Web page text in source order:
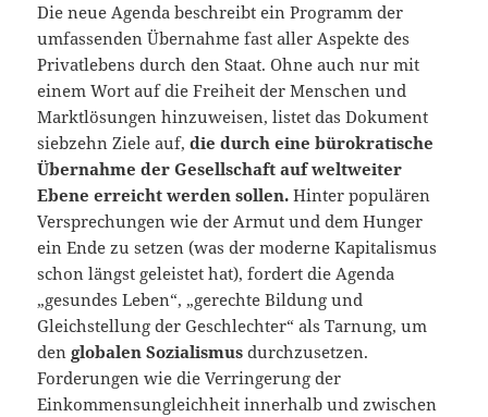
Die neue Agenda beschreibt ein Programm der
umfassenden Übernahme fast aller Aspekte des
Privatlebens durch den Staat. Ohne auch nur mit
einem Wort auf die Freiheit der Menschen und
Marktlösungen hinzuweisen, listet das Dokument
siebzehn Ziele auf,die durch eine bürokratische
Übernahme der Gesellschaft auf weltweiter
Ebene erreicht werden sollen. Hinter populären
Versprechungen wie der Armut und dem Hunger
ein Ende zu setzen (was der moderne Kapitalismus
schon längst geleistet hat), fordert die Agenda
„gesundes Leben“, „gerechte Bildung und
Gleichstellung der Geschlechter“ als Tarnung, um
denglobalen Sozialismus durchzusetzen.
Forderungen wie die Verringerung der
Einkommensungleichheit innerhalb und zwischen